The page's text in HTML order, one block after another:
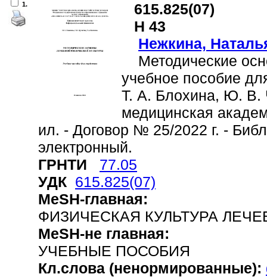
1.
615.825(07)
Н 43
Нежкина,
Методические
учебное пособие
Т. А. Блохина, Ю. В.
медицинская
ил. - Договор № 25/2022 г. -
электронный.
ГРНТИ
77.05
УДК 615.825(07)
MeSH-главная:
ФИЗИЧЕСКАЯ КУЛЬТУРА
MeSH-не главная:
УЧЕБНЫЕ ПОСОБИЯ
Кл.слова (ненормированные):